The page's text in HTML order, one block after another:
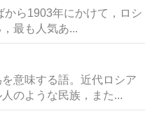
から1903年にかけて，ロシ
最も人気あ...
意味する語。近代ロシア
のような民族，また...